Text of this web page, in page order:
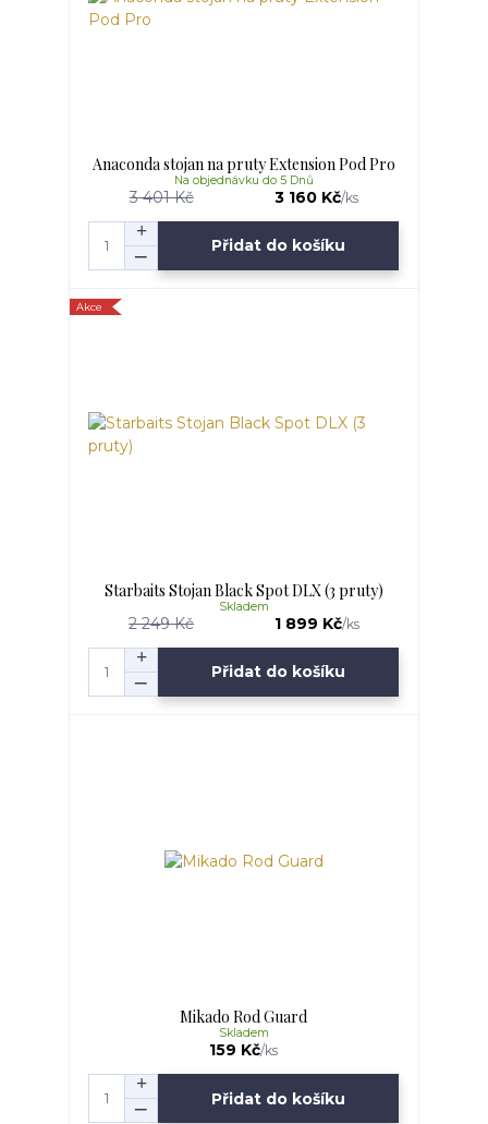
Anaconda stojan na pruty Extension Pod Pro
3 401 Kč 3 160 Kč/ks
Na objednávku do 5 Dnů
Přidat do košíku
Akce
Starbaits Stojan Black Spot DLX (3 pruty)
2 249 Kč 1 899 Kč/ks
Skladem
Přidat do košíku
Mikado Rod Guard
159 Kč/ks
Skladem
Přidat do košíku